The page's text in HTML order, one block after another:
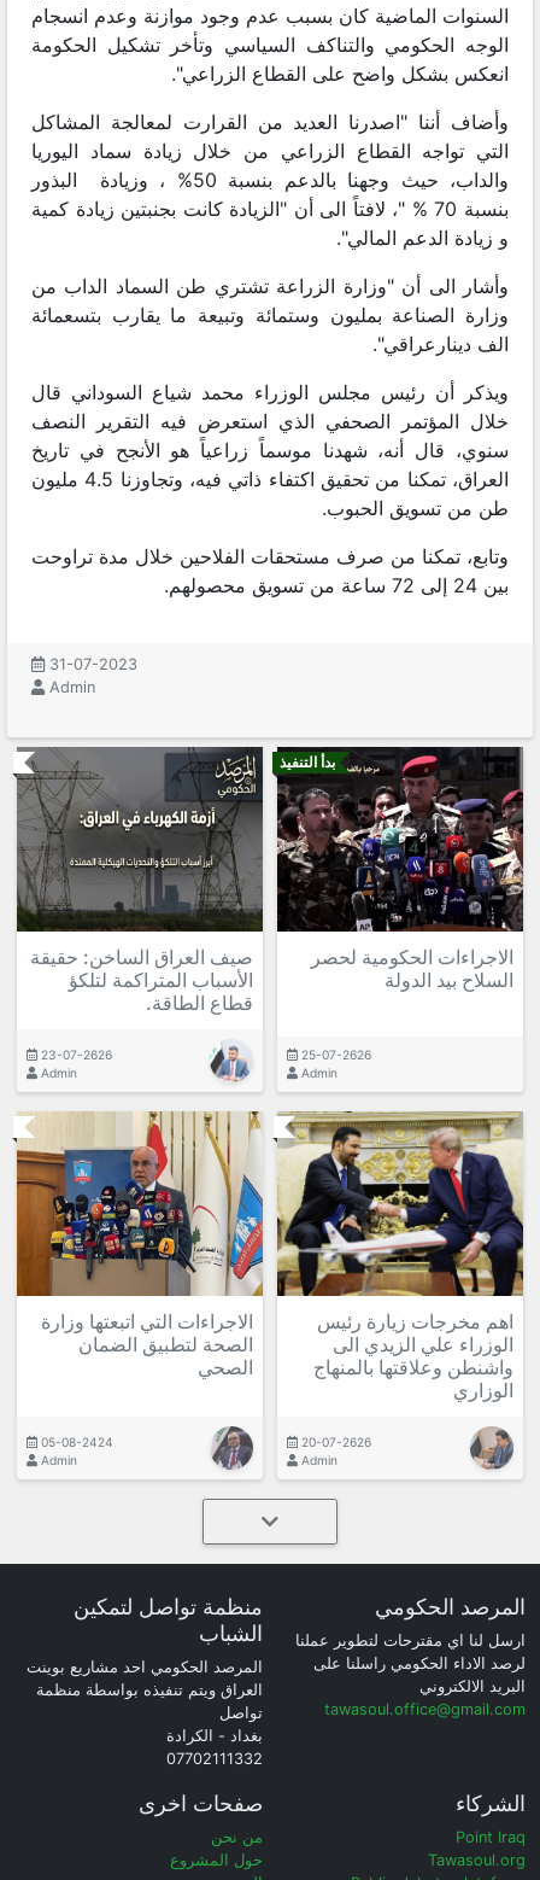
السنوات الماضية كان بسبب عدم وجود موازنة وعدم انسجام
الوجه الحكومي والتناكف السياسي وتأخر تشكيل الحكومة
انعكس بشكل واضح على القطاع الزراعي".
وأضاف أننا "اصدرنا العديد من القرارت لمعالجة المشاكل
التي تواجه القطاع الزراعي من خلال زيادة سماد اليوريا
والداب، حيث وجهنا بالدعم بنسبة 50% ، وزيادة البذور
بنسبة 70 % "، لافتاً الى أن "الزيادة كانت بجنبتين زيادة كمية
و زيادة الدعم المالي".
وأشار الى أن "وزارة الزراعة تشتري طن السماد الداب من
وزارة الصناعة بمليون وستمائة وتبيعة ما يقارب بتسعمائة
الف دينارعراقي".
ويذكر أن رئيس مجلس الوزراء محمد شياع السوداني قال
خلال المؤتمر الصحفي الذي استعرض فيه التقرير النصف
سنوي، قال أنه، شهدنا موسماً زراعياً هو الأنجح في تاريخ
العراق، تمكنا من تحقيق اكتفاء ذاتي فيه، وتجاوزنا 4.5 مليون
طن من تسويق الحبوب.
وتابع، تمكنا من صرف مستحقات الفلاحين خلال مدة تراوحت
بين 24 إلى 72 ساعة من تسويق محصولهم.
31-07-2023
Admin
بدأ التنفيذ
الاجراءات الحكومية لحصر
السلاح بيد الدولة
25-07-2626
Admin
صيف العراق الساخن: حقيقة
الأسباب المتراكمة لتلكؤ
قطاع الطاقة.
23-07-2626
Admin
اهم مخرجات زيارة رئيس
الوزراء علي الزيدي الى
واشنطن وعلاقتها بالمنهاج
الوزاري
20-07-2626
Admin
الاجراءات التي اتبعتها وزارة
الصحة لتطبيق الضمان
الصحي
05-08-2424
Admin
المرصد الحكومي
ارسل لنا اي مقترحات لتطوير عملنا
لرصد الاداء الحكومي راسلنا على
البريد الالكتروني
tawasoul.office@gmail.com
منظمة تواصل لتمكين
الشباب
المرصد الحكومي احد مشاريع بوينت
العراق ويتم تنفيذه بواسطة منظمة
تواصل
بغداد - الكرادة
07702111332
الشركاء
Point Iraq
Tawasoul.org
صفحات اخرى
من نحن
حول المشروع